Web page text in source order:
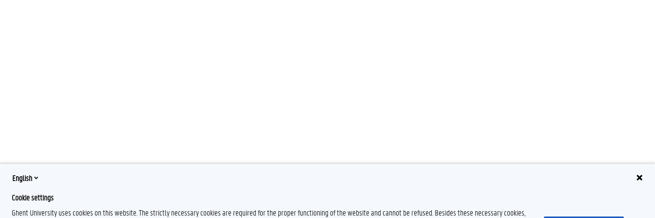
English
Cookie settings
Ghent University uses cookies on this website. The strictly necessary cookies are required for the proper functioning of the website and cannot be refused. Besides these necessary cookies,